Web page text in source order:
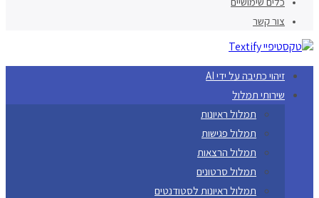
צור קשר
זיהוי כתיבה על ידי AI
שירותי תמלול
תמלול ראיונות
תמלול פגישות
תמלול הרצאות
תמלול סרטונים
תמלול ראיונות לסטודנטים